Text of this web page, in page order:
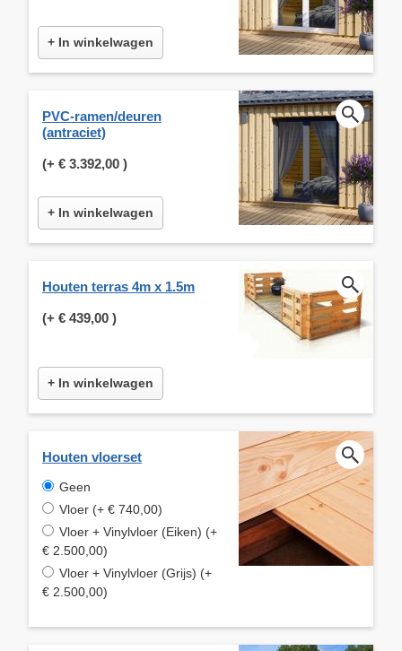
+ In winkelwagen
PVC-ramen/deuren
(antraciet)
(+ € 3.392,00 )
+ In winkelwagen
Houten terras 4m x 1.5m
(+ € 439,00 )
+ In winkelwagen
Houten vloerset
Geen
Vloer (+ € 740,00)
Vloer + Vinylvloer (Eiken) (+
€ 2.500,00)
Vloer + Vinylvloer (Grijs) (+
€ 2.500,00)